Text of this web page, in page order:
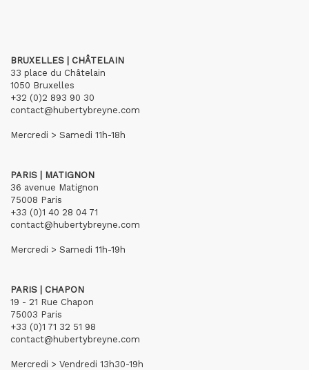
BRUXELLES | CHÂTELAIN
33 place du Châtelain
1050 Bruxelles
+32 (0)2 893 90 30
contact@hubertybreyne.com
Mercredi > Samedi 11h-18h
PARIS | MATIGNON
36 avenue Matignon
75008 Paris
+33 (0)1 40 28 04 71
contact@hubertybreyne.com
Mercredi > Samedi 11h-19h
PARIS | CHAPON
19 - 21 Rue Chapon
75003 Paris
+33 (0)1 71 32 51 98
contact@hubertybreyne.com
Mercredi > Vendredi 13h30-19h